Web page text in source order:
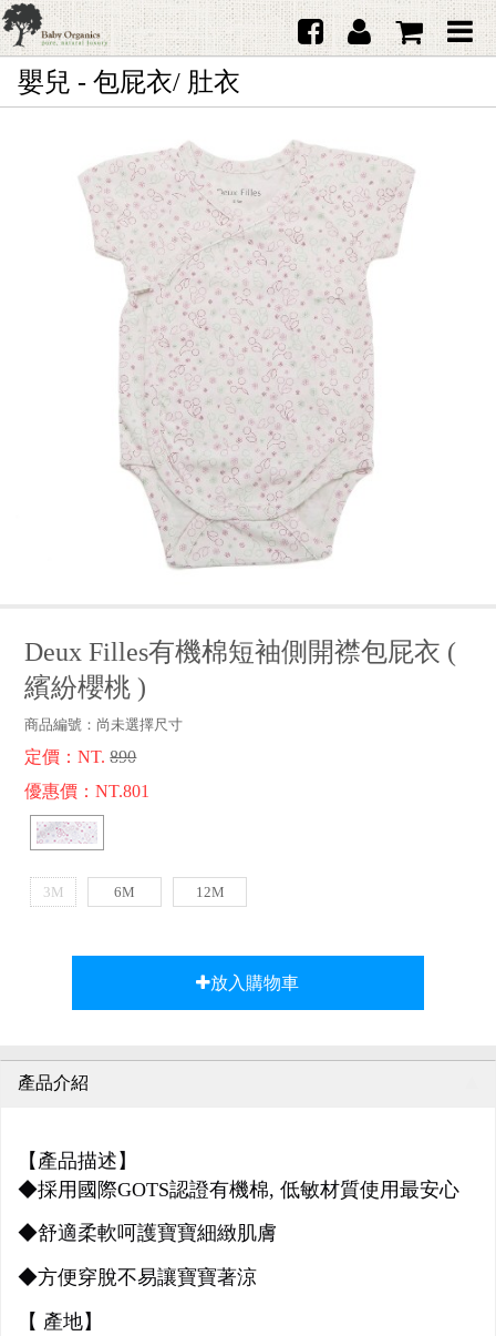
首頁
日本品牌育兒配件
韓國Merebe寶寶配件
嬰兒 - 包屁衣/ 肚衣
Deux Filles有機棉短袖側開襟包屁衣 (
繽紛櫻桃 )
商品編號： 尚未選擇尺寸
定價：NT.890
優惠價：NT.801
3M 6M 12M
放入購物車
產品介紹
【產品描述】
◆採用國際GOTS認證有機棉, 低敏材質使用最安心
◆舒適柔軟呵護寶寶細緻肌膚
◆方便穿脫不易讓寶寶著涼
【 產地】